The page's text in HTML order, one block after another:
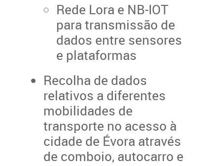
Rede Lora e NB-IOT
para transmissão de
dados entre sensores
e plataformas
Recolha de dados
relativos a diferentes
mobilidades de
transporte no acesso à
cidade de Évora através
de comboio, autocarro e